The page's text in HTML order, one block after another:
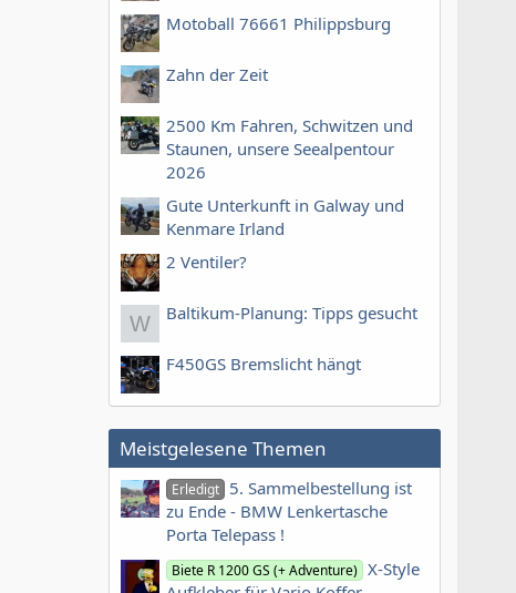
Motoball 76661 Philippsburg
Zahn der Zeit
2500 Km Fahren, Schwitzen und
Staunen, unsere Seealpentour
2026
Gute Unterkunft in Galway und
Kenmare Irland
2 Ventiler?
W Baltikum-Planung: Tipps gesucht
F450GS Bremslicht hängt
Meistgelesene Themen
Erledigt 5. Sammelbestellung ist
zu Ende - BMW Lenkertasche
Porta Telepass !
Biete R 1200 GS (+ Adventure) X-Style